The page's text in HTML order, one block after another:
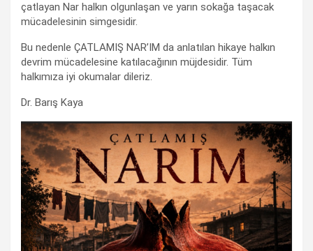
çatlayan Nar halkın olgunlaşan ve yarın sokağa taşacak
mücadelesinin simgesidir.
Bu nedenle ÇATLAMIŞ NAR’IM da anlatılan hikaye halkın
devrim mücadelesine katılacağının müjdesidir. Tüm
halkımıza iyi okumalar dileriz.
Dr. Barış Kaya